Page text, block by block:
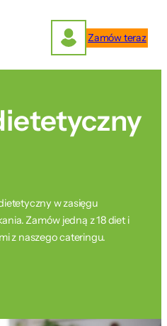
Zamów teraz
w zasięgu
Zamów jedną z 18 diet i
z naszego cateringu.